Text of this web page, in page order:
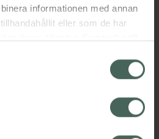
informationen med annan
eller som de har
webbplatsens
samtycke påverkar inte
som skett innan återkallelsen.
Visa